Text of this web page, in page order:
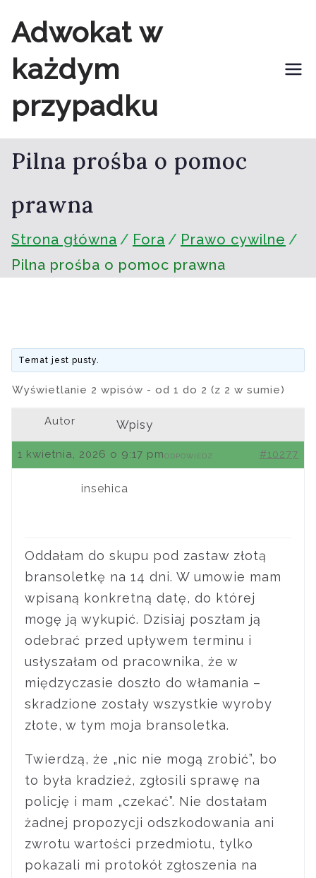
do
treści
Adwokat w
każdym
przypadku
Pilna prośba o pomoc
prawna
Strona główna Fora
Prawo cywilne
Pilna prośba o pomoc prawna
Temat jest pusty.
Wyświetlanie 2 wpisów - od 1 do 2 (z 2 w sumie)
Autor Wpisy
1 kwietnia, 2026 o 9:17 pm #10277
ODPOWIEDZ
insehica
Oddałam do skupu pod zastaw złotą
bransoletkę na 14 dni. W umowie mam
wpisaną konkretną datę, do której
mogę ją wykupić. Dzisiaj poszłam ją
odebrać przed upływem terminu i
usłyszałam od pracownika, że w
międzyczasie doszło do włamania –
skradzione zostały wszystkie wyroby
złote, w tym moja bransoletka.
Twierdzą, że „nic nie mogą zrobić”, bo
to była kradzież, zgłosili sprawę na
policję i mam „czekać”. Nie dostałam
żadnej propozycji odszkodowania ani
zwrotu wartości przedmiotu, tylko
pokazali mi protokół zgłoszenia na